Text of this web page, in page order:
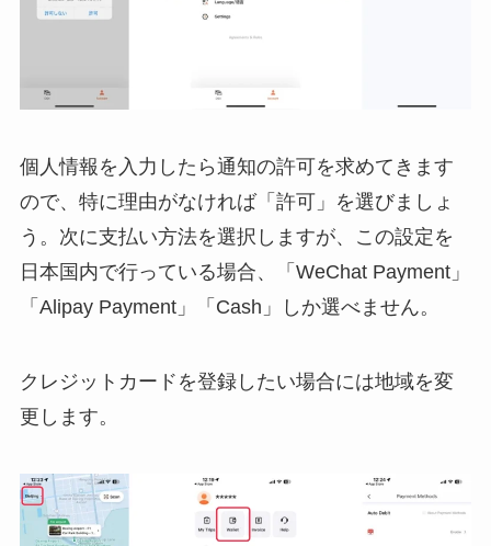
個人情報を入力したら通知の許可を求めてきます
ので、特に理由がなければ「許可」を選びましょ
う。次に支払い方法を選択しますが、この設定を
日本国内で行っている場合、「WeChat Payment」
「Alipay Payment」「Cash」しか選べません。
クレジットカードを登録したい場合には地域を変
更します。